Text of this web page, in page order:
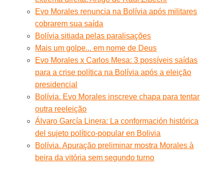
Evo Morales renuncia na Bolívia após militares
cobrarem sua saída
Bolívia sitiada pelas paralisações
Mais um golpe... em nome de Deus
Evo Morales x Carlos Mesa: 3 possíveis saídas
para a crise política na Bolívia após a eleição
presidencial
Bolívia. Evo Morales inscreve chapa para tentar
outra reeleição
Álvaro García Linera: La conformación histórica
del sujeto político-popular en Bolivia
Bolívia. Apuração preliminar mostra Morales à
beira da vitória sem segundo turno